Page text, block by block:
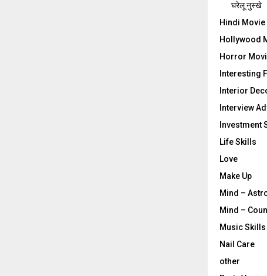
घरेलू नुस्‍खे
Hindi Movie
Hollywood
Horror
Interesting
Interior
Interview
Investment
Life Skills
Love
Make Up
Mind –
Mind –
Music Skills
Nail Care
other